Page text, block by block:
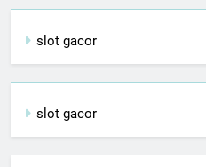
slot gacor
slot gacor